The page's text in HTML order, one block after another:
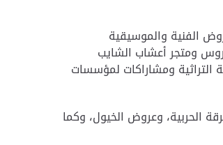
الفنية والموسيقية
ومتجر أعشاب الشايب
التراثية ومشاراكات لمؤسسات
الحربية، وعروض الخيول، وكما